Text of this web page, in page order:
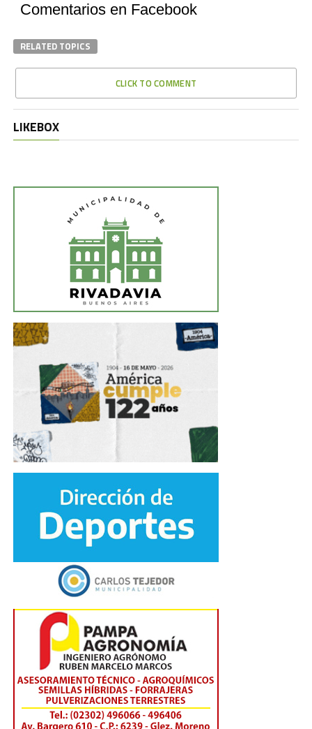
Comentarios en Facebook
RELATED TOPICS
CLICK TO COMMENT
LIKEBOX